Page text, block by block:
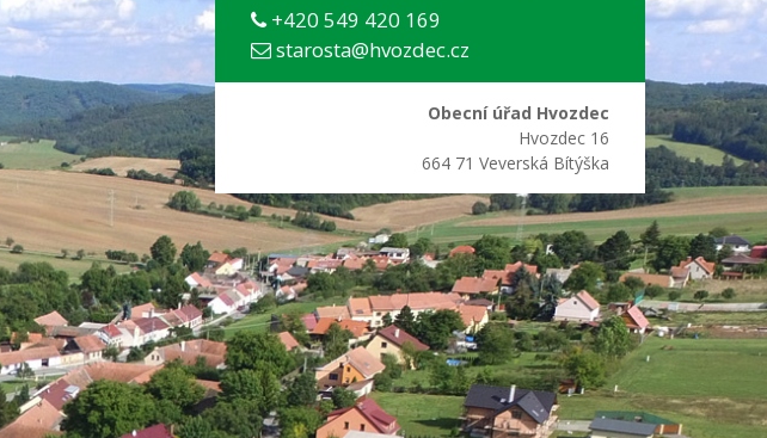
+420 549 420 169
starosta@hvozdec.cz
Obecní úřad Hvozdec
Hvozdec 16
664 71 Veverská Bítýška